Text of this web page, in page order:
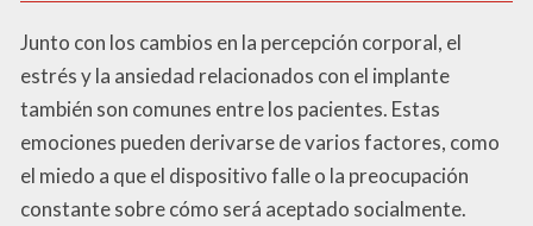
Junto con los cambios en la percepción corporal, el
estrés y la ansiedad relacionados con el implante
también son comunes entre los pacientes. Estas
emociones pueden derivarse de varios factores, como
el miedo a que el dispositivo falle o la preocupación
constante sobre cómo será aceptado socialmente.